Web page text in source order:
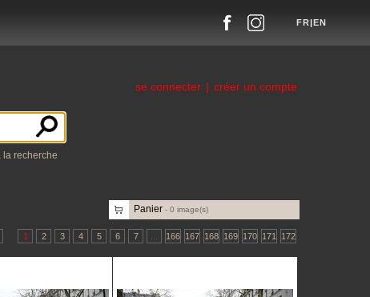
FR|EN
se connecter | créer un compte
la recherche
Panier - 0 image(s)
1 2 3 4 5 6 7 166 167 168 169 170 171 172